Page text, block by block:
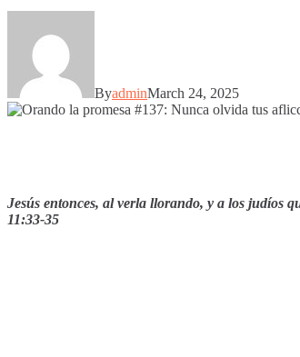
ByadminMarch 24, 2025
Jesús entonces, al verla llorando, y a los judíos
11:33-35